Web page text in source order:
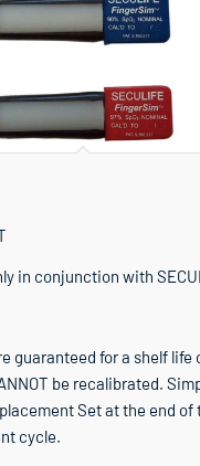
in conjunction with
guaranteed for a shelf life
be recalibrated.
Set at the end of
cycle.